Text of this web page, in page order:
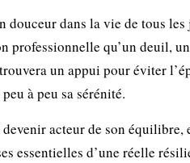
douceur dans la vie de tous
professionnelle qu’un deuil,
un appui pour éviter
à peu sa sérénité.
acteur de son
essentielles d’une réelle